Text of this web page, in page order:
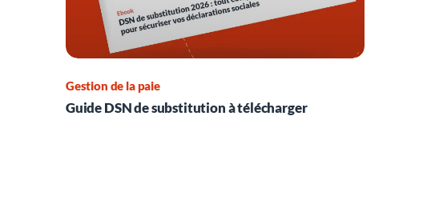
Gestion de la paie
Guide DSN de substitution à télécharger